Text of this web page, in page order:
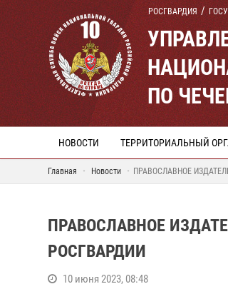
РОСГВАРДИЯ
ПО
НОВОСТИ ТЕРРИТОРИАЛЬНЫЙ
Главная Новости ПРАВОСЛАВНОЕ
ПРАВОСЛАВНОЕ
РОСГВАРДИИ
10 июня 2023, 08:48